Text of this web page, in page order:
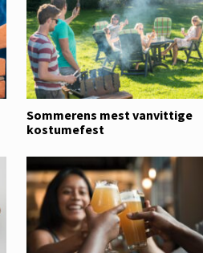
Sommerens mest vanvittige
kostumefest